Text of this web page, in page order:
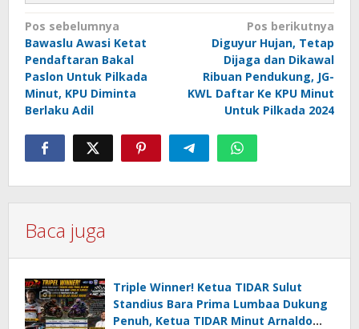
Navigasi
pos
Pos sebelumnya
Bawaslu Awasi Ketat
Pendaftaran Bakal
Paslon Untuk Pilkada
Minut, KPU Diminta
Berlaku Adil
Pos berikutnya
Diguyur Hujan, Tetap
Dijaga dan Dikawal
Ribuan Pendukung, JG-
KWL Daftar Ke KPU Minut
Untuk Pilkada 2024
Baca juga
Triple Winner! Ketua TIDAR Sulut
Standius Bara Prima Lumbaa Dukung
Penuh, Ketua TIDAR Minut Arnaldo